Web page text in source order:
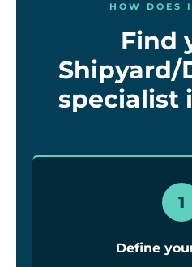
HOW DOES
Find
Shipyard/
specialist
1
Define